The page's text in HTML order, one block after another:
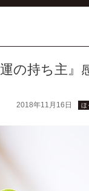
の持ち主』
2018年11月16日 ほ